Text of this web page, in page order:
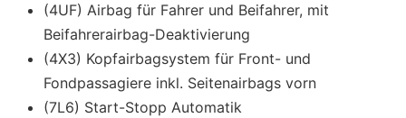
(4UF) Airbag für Fahrer und Beifahrer, mit
Beifahrerairbag-Deaktivierung
(4X3) Kopfairbagsystem für Front- und
Fondpassagiere inkl. Seitenairbags vorn
(7L6) Start-Stopp Automatik